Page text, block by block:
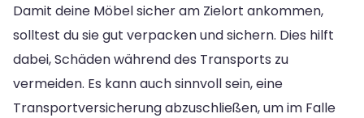
Damit deine Möbel sicher am Zielort ankommen,
solltest du sie gut verpacken und sichern. Dies hilft
dabei, Schäden während des Transports zu
vermeiden. Es kann auch sinnvoll sein, eine
Transportversicherung abzuschließen, um im Falle